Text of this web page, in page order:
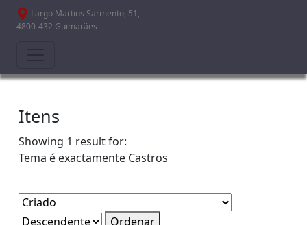
Passar para o conteúdo principal
Largo Martins Sarmento, 51,
4800-432 Guimarães
Itens
Showing 1 result for:
Tema é exactamente Castros
Ordenar